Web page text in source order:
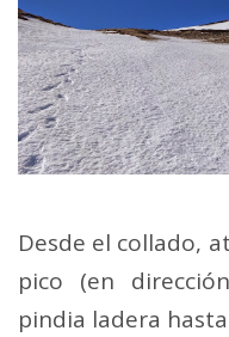
Desde el collado,
pico (en
pindia ladera